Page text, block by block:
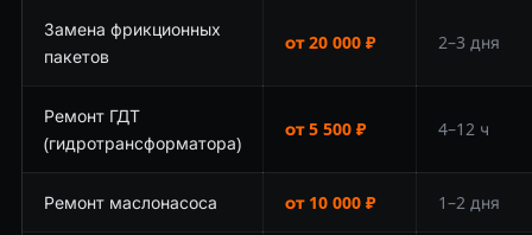
Замена фрикционных
пакетов
от 20 000 ₽ 2–3 дня
Ремонт ГДТ
(гидротрансформатора)
от 5 500 ₽ 4–12 ч
Ремонт маслонасоса от 10 000 ₽ 1–2 дня